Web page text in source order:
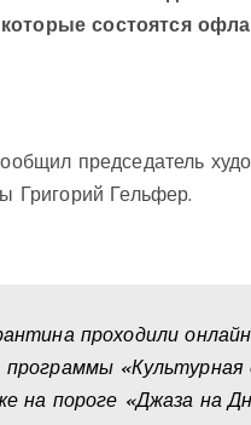
состоятся
председатель
Григорий Гельфер.
проходили
на пороге «Джаза на